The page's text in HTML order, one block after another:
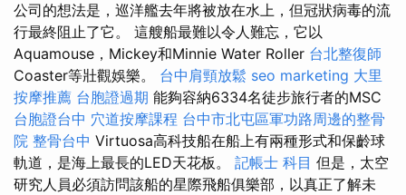
公司的想法是，巡洋艦去年將被放在水上，但冠狀病毒的流
行最終阻止了它。 這艘船最難以令人難忘，它以
Aquamouse，Mickey和Minnie Water Roller 台北整復師
Coaster等壯觀娛樂。 台中肩頸放鬆 seo marketing 大里
按摩推薦 台胞證過期 能夠容納6334名徒步旅行者的MSC
台胞證台中 穴道按摩課程 台中市北屯區軍功路周邊的整骨
院 整骨台中 Virtuosa高科技船在船上有兩種形式和保齡球
軌道，是海上最長的LED天花板。 記帳士 科目 但是，太空
研究人員必須訪問該船的星際飛船俱樂部，以真正了解未